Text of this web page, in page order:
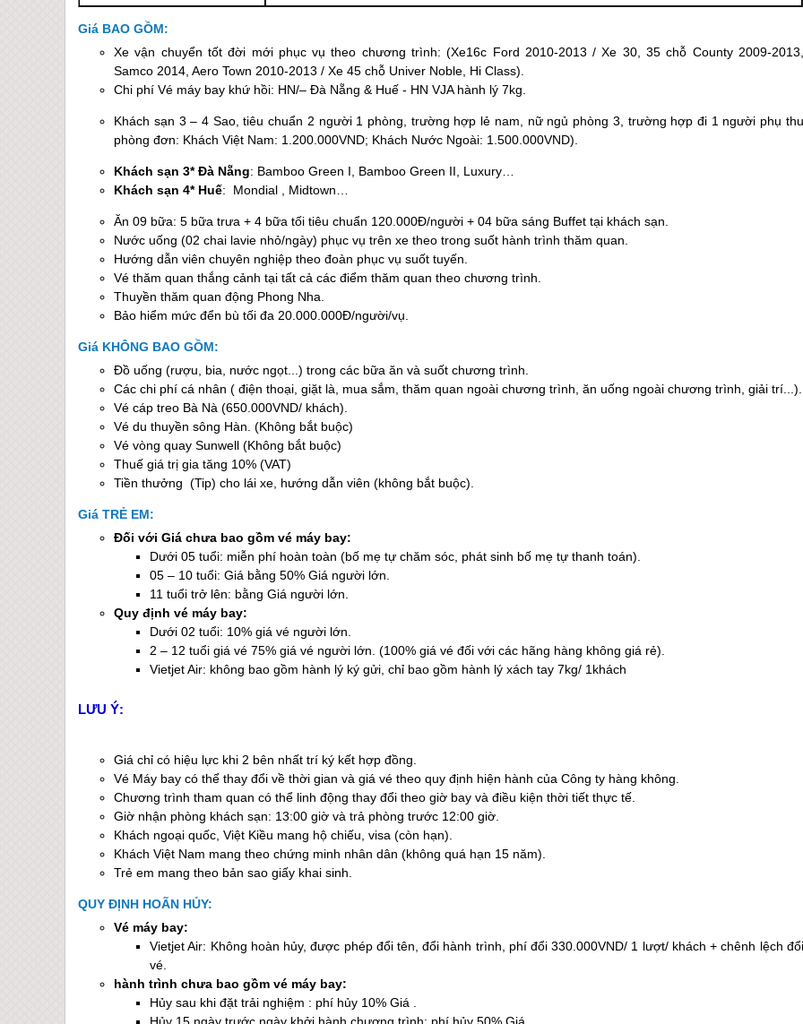
Giá BAO GỒM:
Xe vận chuyển tốt đời mới phục vụ theo chương trình: (Xe16c Ford 2010-2013 / Xe 30, 35 chỗ County 2009-2013,
Samco 2014, Aero Town 2010-2013 / Xe 45 chỗ Univer Noble, Hi Class).
Chi phí Vé máy bay khứ hồi: HN/–Đà Nẵng & Huế - HN VJA hành lý 7kg.
Khách sạn 3 – 4 Sao, tiêu chuẩn 2 người 1 phòng, trường hợp lẻ nam, nữ ngủ phòng 3, trường hợp đi 1 người phụ thu
phòng đơn: Khách Việt Nam: 1.200.000VND; Khách Nước Ngoài: 1.500.000VND).
Khách sạn 3*Đà Nẵng: Bamboo Green I, Bamboo Green II, Luxury…
Khách sạn 4* Huế: Mondial , Midtown…
Ăn 09 bữa: 5 bữa trưa + 4 bữa tối tiêu chuẩn 120.000Đ/người + 04 bữa sáng Buffet tại khách sạn.
Nước uống (02 chai lavie nhỏ/ngày) phục vụ trên xe theo trong suốt hành trình thăm quan.
Hướng dẫn viên chuyên nghiệp theo đoàn phục vụ suốt tuyến.
Vé thăm quan thắng cảnh tại tất cả các điểm thăm quan theo chương trình.
Thuyền thăm quan động Phong Nha.
Bảo hiểm mức đển bù tối đa 20.000.000Đ/người/vụ.
Giá KHÔNG BAO GỒM:
Đồ uống (rượu, bia, nước ngọt...) trong các bữa ăn và suốt chương trình.
Các chi phí cá nhân ( điện thoại, giặt là, mua sắm, thăm quan ngoài chương trình, ăn uống ngoài chương trình, giải trí...).
Vé cáp treo Bà Nà (650.000VND/ khách).
Vé du thuyền sông Hàn. (Không bắt buộc)
Vé vòng quay Sunwell (Không bắt buộc)
Thuế giá trị gia tăng 10% (VAT)
Tiền thưởng (Tip) cho lái xe, hướng dẫn viên (không bắt buộc).
Giá TRẺ EM:
Đối với Giá chưa bao gồm vé máy bay:
Dưới 05 tuổi: miễn phí hoàn toàn (bố mẹ tự chăm sóc, phát sinh bố mẹ tự thanh toán).
05 – 10 tuổi: Giá bằng 50% Giá người lớn.
11 tuổi trở lên: bằng Giá người lớn.
Quy định vé máy bay:
Dưới 02 tuổi: 10% giá vé người lớn.
2 – 12 tuổi giá vé 75% giá vé người lớn. (100% giá vé đối với các hãng hàng không giá rẻ).
Vietjet Air: không bao gồm hành lý ký gửi, chỉ bao gồm hành lý xách tay 7kg/ 1khách
LƯU Ý:
Giá chỉ có hiệu lực khi 2 bên nhất trí ký kết hợp đồng.
Vé Máy bay có thể thay đổi về thời gian và giá vé theo quy định hiện hành của Công ty hàng không.
Chương trình tham quan có thể linh động thay đổi theo giờ bay và điều kiện thời tiết thực tế.
Giờ nhận phòng khách sạn: 13:00 giờ và trả phòng trước 12:00 giờ.
Khách ngoại quốc, Việt Kiều mang hộ chiếu, visa (còn hạn).
Khách Việt Nam mang theo chứng minh nhân dân (không quá hạn 15 năm).
Trẻ em mang theo bản sao giấy khai sinh.
QUY ĐỊNH HOÃN HỦY:
Vé máy bay:
Vietjet Air: Không hoàn hủy, được phép đổi tên, đổi hành trình, phí đổi 330.000VND/ 1 lượt/ khách + chênh lệch đổi
vé.
hành trình chưa bao gồm vé máy bay:
Hủy sau khi đặt trải nghiệm : phí hủy 10% Giá .